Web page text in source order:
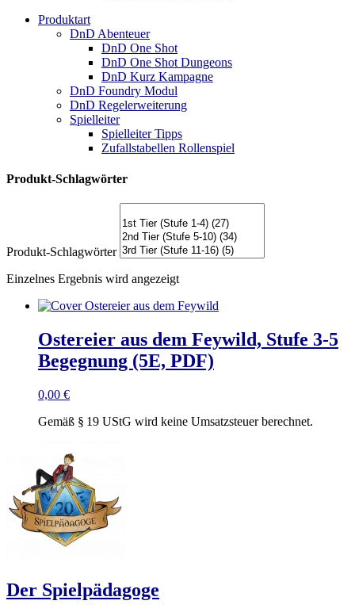
Produktart
DnD Abenteuer
DnD One Shot
DnD One Shot Dungeons
DnD Kurz Kampagne
DnD Foundry Modul
DnD Regelerweiterung
Spielleiter
Spielleiter Tipps
Zufallstabellen Rollenspiel
Produkt-Schlagwörter
Produkt-Schlagwörter
Einzelnes Ergebnis wird angezeigt
Ostereier aus dem Feywild, Stufe 3-5
Begegnung (5E, PDF)
0,00 €
Gemäß § 19 UStG wird keine Umsatzsteuer berechnet.
Der Spielpädagoge